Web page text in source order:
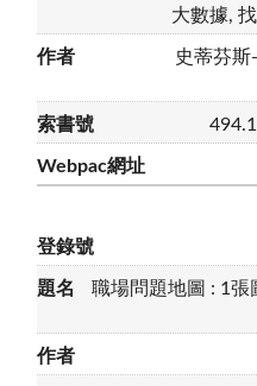
大數據,
史蒂芬斯
職場問題地圖 : 1張